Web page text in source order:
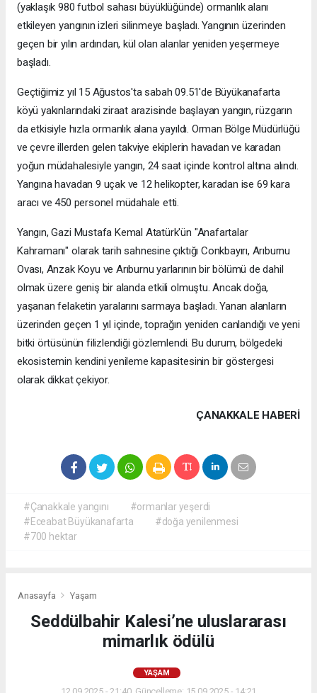
(yaklaşık 980 futbol sahası büyüklüğünde) ormanlık alanı
etkileyen yangının izleri silinmeye başladı. Yangının üzerinden
geçen bir yılın ardından, kül olan alanlar yeniden yeşermeye
başladı.
Geçtiğimiz yıl 15 Ağustos'ta sabah 09.51'de Büyükanafarta
köyü yakınlarındaki ziraat arazisinde başlayan yangın, rüzgarın
da etkisiyle hızla ormanlık alana yayıldı. Orman Bölge Müdürlüğü
ve çevre illerden gelen takviye ekiplerin havadan ve karadan
yoğun müdahalesiyle yangın, 24 saat içinde kontrol altına alındı.
Yangına havadan 9 uçak ve 12 helikopter, karadan ise 69 kara
aracı ve 450 personel müdahale etti.
Yangın, Gazi Mustafa Kemal Atatürk'ün "Anafartalar
Kahramanı" olarak tarih sahnesine çıktığı Conkbayırı, Arıburnu
Ovası, Anzak Koyu ve Arıburnu yarlarının bir bölümü de dahil
olmak üzere geniş bir alanda etkili olmuştu. Ancak doğa,
yaşanan felaketin yaralarını sarmaya başladı. Yanan alanların
üzerinden geçen 1 yıl içinde, toprağın yeniden canlandığı ve yeni
bitki örtüsünün filizlendiği gözlemlendi. Bu durum, bölgedeki
ekosistemin kendini yenileme kapasitesinin bir göstergesi
olarak dikkat çekiyor.
ÇANAKKALE HABERİ
#Çanakkale yangını
#ormanlar yeşerdi
#Eceabat Büyükanafarta
#doğa yenilenmesi
#700 hektar
Anasayfa Yaşam
Seddülbahir Kalesi’ne uluslararası
mimarlık ödülü
YAŞAM